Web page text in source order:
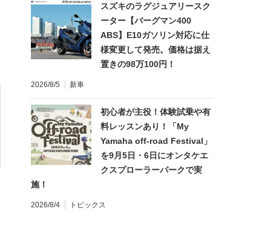
スズキのラグジュアリースク
ーター【バーグマン400
ABS】E10ガソリン対応に仕
様変更して発売。価格は据え
置きの98万100円！
2026/8/5 新車
初心者が主役！体験試乗や有
料レッスンあり！「My
Yamaha off-road Festival」
を9月5日・6日にオンタケエ
クスプローラーパークで実
施！
2026/8/4 トピックス